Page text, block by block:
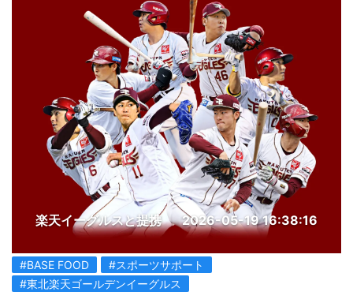
楽天イーグルスと提携 2026-05-19 16:38:16
#BASE FOOD
#スポーツサポート
#東北楽天ゴールデンイーグルス